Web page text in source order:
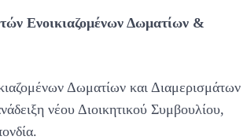
Ενοικιαζομένων Δωματίων &
Δωματίων και Διαμερισμάτων
νέου Διοικητικού Συμβουλίου,